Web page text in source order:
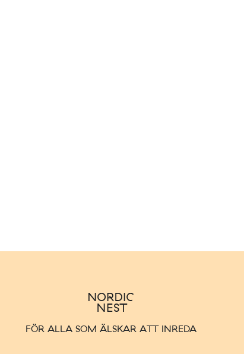
FÖR ALLA SOM ÄLSKAR ATT INREDA